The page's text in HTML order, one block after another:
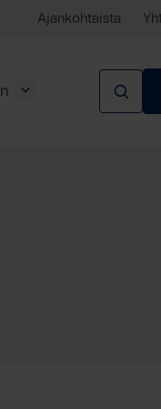
Ajankohtaista